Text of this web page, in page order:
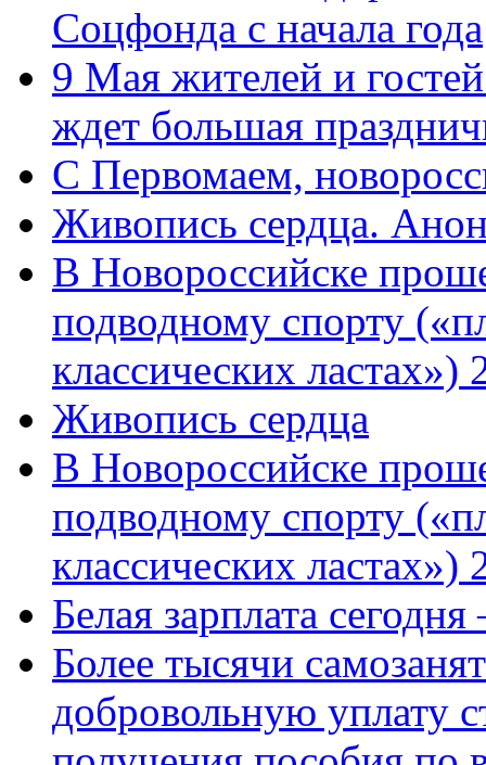
Соцфонда с начала года
9 Мая жителей и
ждет большая
C Первомаем,
Живопись сердца.
В Новороссийске
подводному спорту
классических
Живопись сердца
В Новороссийске
подводному спорту
классических ластах»)
Белая зарплата
Более тысячи
добровольную уплату